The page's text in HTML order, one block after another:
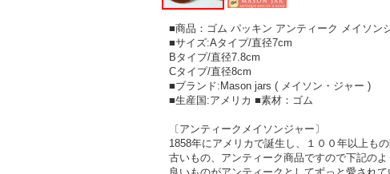
■商品：ゴム パッキン アンティーク メイソン
■サイズ:Aタイプ/直径7cm
Bタイプ/直径7.8cm
Cタイプ/直径8cm
■ブランド:Mason jars ( メイソン・ジャー )
■生産国:アメリカ ■素材：ゴム
〔アンティークメイソンジャー〕
1858年にアメリカで誕生し、１００年以上も
古いもの、アンティーク商品ですので下記の